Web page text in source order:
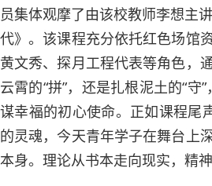
员集体观摩了由该校教师李想主
代》。该课程充分依托红色场馆
黄文秀、探月工程代表等角色，
云霄的“拼”，还是扎根泥土的“
谋幸福的初心使命。正如课程尾
的灵魂，今天青年学子在舞台上
本身。理论从书本走向现实，精